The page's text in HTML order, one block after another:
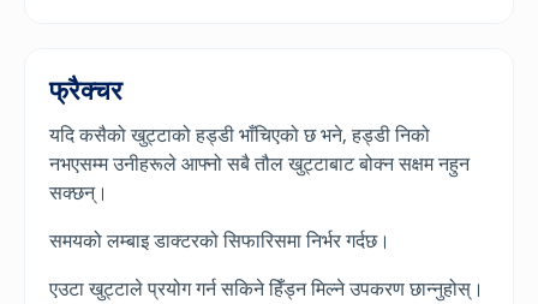
फ्रैक्चर
यदि कसैको खुट्टाको हड्डी भाँचिएको छ भने, हड्डी निको
नभएसम्म उनीहरूले आफ्नो सबै तौल खुट्टाबाट बोक्न सक्षम नहुन
सक्छन्।
समयको लम्बाइ डाक्टरको सिफारिसमा निर्भर गर्दछ।
एउटा खुट्टाले प्रयोग गर्न सकिने हिँड्न मिल्ने उपकरण छान्नुहोस्।